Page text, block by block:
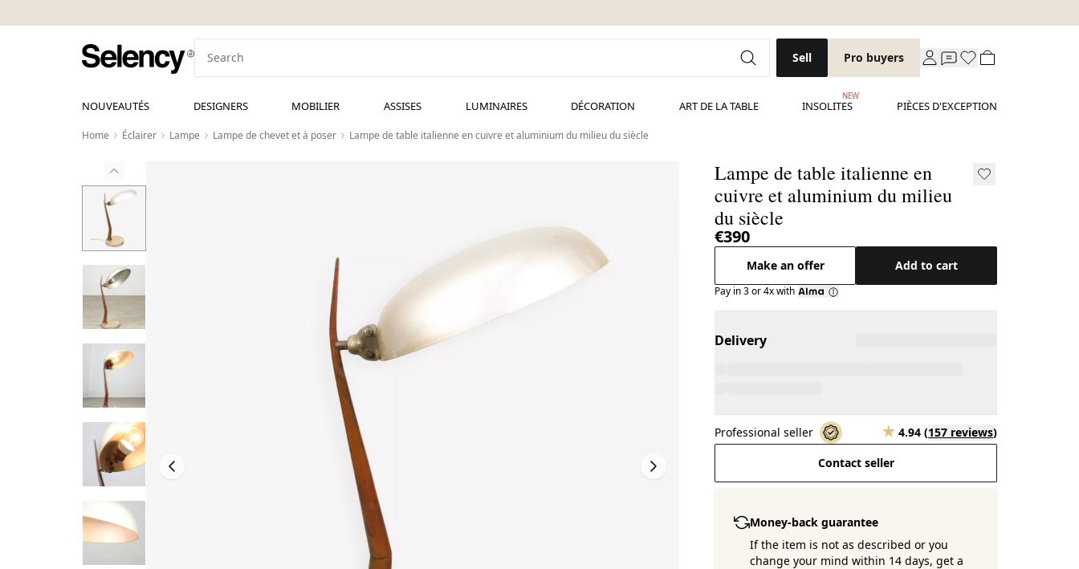
Sell Pro buyers
NOUVEAUTÉS DESIGNERS MOBILIER ASSISES LUMINAIRES DÉCORATION ART DE LA TABLE INSOLITES
NEW
PIÈCES D'EXCEPTION
Home Éclairer Lampe Lampe de chevet et à poser Lampe de table italienne en cuivre et aluminium du milieu du siècle
Lampe de table italienne en
cuivre et aluminium du milieu
du siècle
€390
Make an offer Add to cart
Pay in 3 or 4x with
Delivery
Professional seller 4.94 (157 reviews)
Contact seller
Money-back guarantee
If the item is not as described or you
change your mind within 14 days, get a